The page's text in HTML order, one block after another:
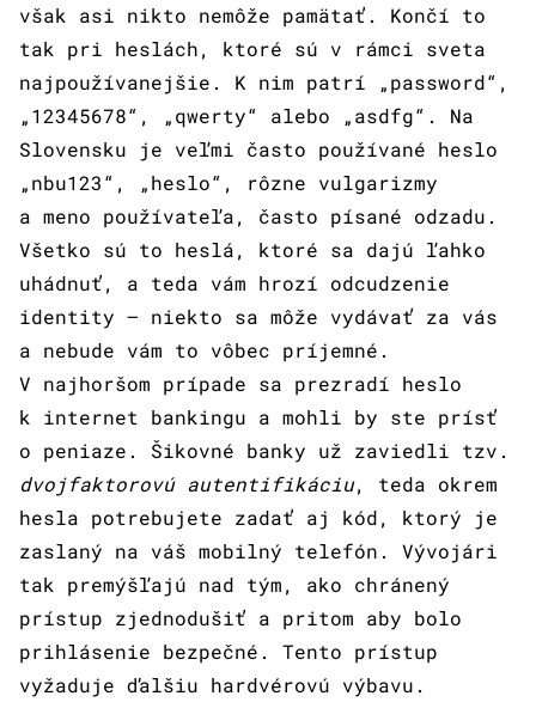
však asi nikto nemôže pamätať. Končí to
tak pri heslách, ktoré sú v rámci sveta
najpoužívanejšie. K nim patrí „password“,
„12345678“, „qwerty“ alebo „asdfg“. Na
Slovensku je veľmi často používané heslo
„nbu123“, „heslo“, rôzne vulgarizmy
a meno používateľa, často písané odzadu.
Všetko sú to heslá, ktoré sa dajú ľahko
uhádnuť, a teda vám hrozí odcudzenie
identity – niekto sa môže vydávať za vás
a nebude vám to vôbec príjemné.
V najhoršom prípade sa prezradí heslo
k internet bankingu a mohli by ste prísť
o peniaze. Šikovné banky už zaviedli tzv.
dvojfaktorovú autentifikáciu, teda okrem
hesla potrebujete zadať aj kód, ktorý je
zaslaný na váš mobilný telefón. Vývojári
tak premýšľajú nad tým, ako chránený
prístup zjednodušiť a pritom aby bolo
prihlásenie bezpečné. Tento prístup
vyžaduje ďalšiu hardvérovú výbavu.